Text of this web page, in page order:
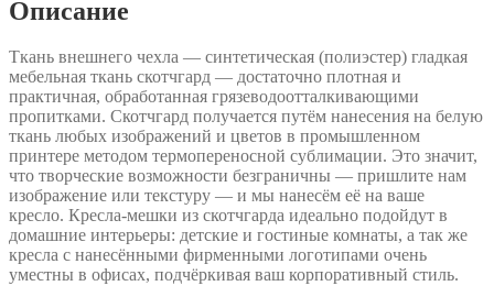
скотчгард
Описание
Ткань внешнего чехла — синтетическая (полиэстер) гладкая
мебельная ткань скотчгард — достаточно плотная и
практичная, обработанная грязеводоотталкивающими
пропитками. Скотчгард получается путём нанесения на белую
ткань любых изображений и цветов в промышленном
принтере методом термопереносной сублимации. Это значит,
что творческие возможности безграничны — пришлите нам
изображение или текстуру — и мы нанесём её на ваше
кресло. Кресла-мешки из скотчгарда идеально подойдут в
домашние интерьеры: детские и гостиные комнаты, а так же
кресла с нанесёнными фирменными логотипами очень
уместны в офисах, подчёркивая ваш корпоративный стиль.